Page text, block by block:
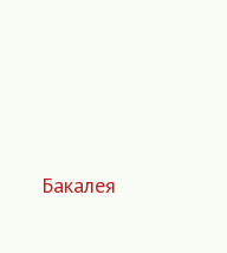
Бакалея